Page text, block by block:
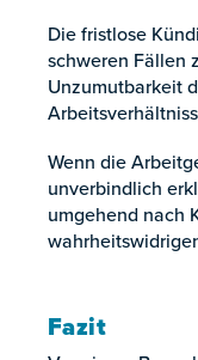
Die fristlose
schweren Fällen
Unzumutbarkeit
Wenn die
unverbindlich
umgehend nach
Fazit